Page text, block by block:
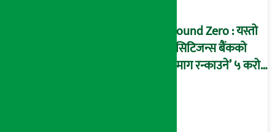
Ground Zero : यस्तो
छ सिटिजन्स बैंकको
‘दिमाग रन्काउने’ ५ करोड